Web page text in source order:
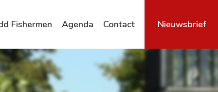
Fishermen Agenda Contact
Nieuwsbrief